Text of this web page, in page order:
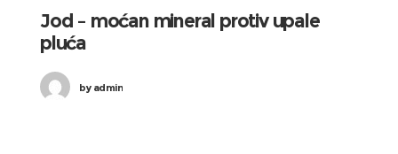
Jod – moćan mineral protiv upale
pluća
byadmin